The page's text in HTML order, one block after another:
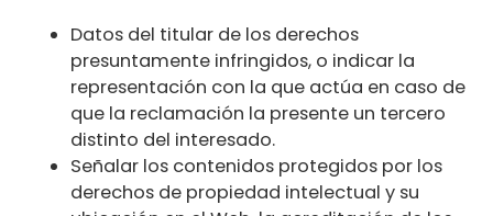
Datos del titular de los derechos
presuntamente infringidos, o indicar la
representación con la que actúa en caso de
que la reclamación la presente un tercero
distinto del interesado.
Señalar los contenidos protegidos por los
derechos de propiedad intelectual y su